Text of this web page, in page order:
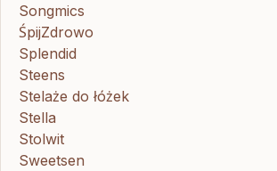
Songmics
ŚpijZdrowo
Splendid
Steens
Stelaże do łóżek
Stella
Stolwit
Sweetsen